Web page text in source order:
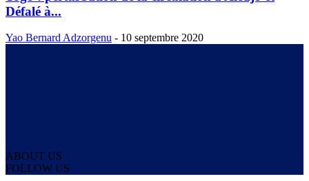
Défalé à...
Yao Bernard Adzorgenu - 10 septembre 2020
ABOUT US
FOLLOW US